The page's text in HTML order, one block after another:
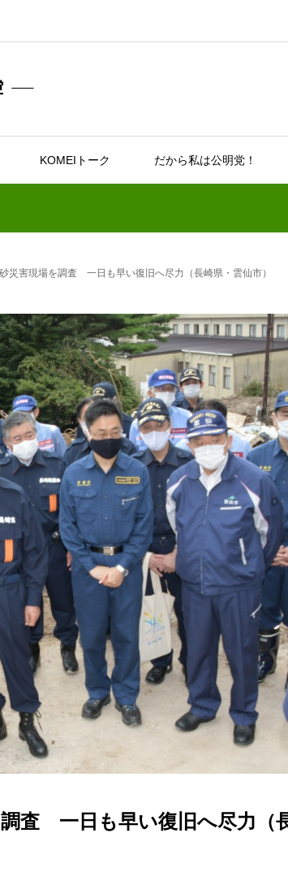
KOMEIトーク だから私は公明党！
災害現場を調査 一日も早い復旧へ尽力（長崎県・雲仙市）
査 一日も早い復旧へ尽力（